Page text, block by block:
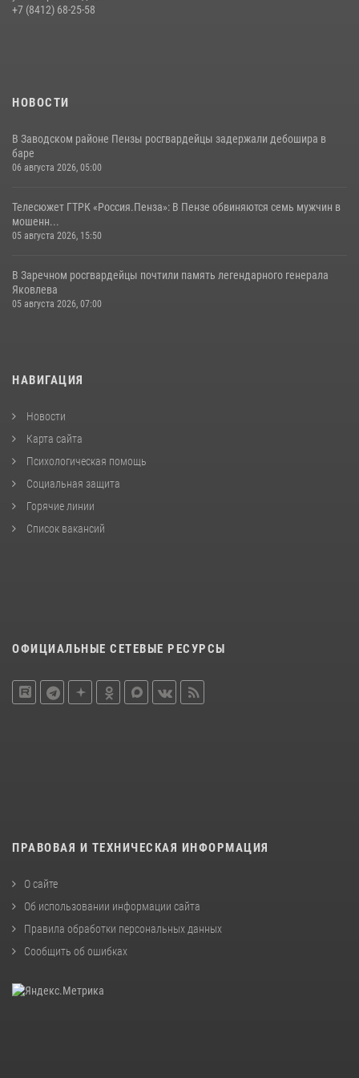
В Пензе сотрудники Росгвардии обезвредили артиллерийский
+7 (8412) 68-25-58
НОВОСТИ
В Заводском районе Пензы росгвардейцы задержали дебошира в
баре
06 августа 2026, 05:00
Телесюжет ГТРК «Россия.Пенза»: В Пензе обвиняются семь мужчин в
мошенн...
05 августа 2026, 15:50
В Заречном росгвардейцы почтили память легендарного генерала
Яковлева
05 августа 2026, 07:00
НАВИГАЦИЯ
Новости
Карта сайта
Психологическая помощь
Социальная защита
Горячие линии
Список вакансий
ОФИЦИАЛЬНЫЕ СЕТЕВЫЕ РЕСУРСЫ
ПРАВОВАЯ И ТЕХНИЧЕСКАЯ ИНФОРМАЦИЯ
О сайте
Об использовании информации сайта
Правила обработки персональных данных
Сообщить об ошибках